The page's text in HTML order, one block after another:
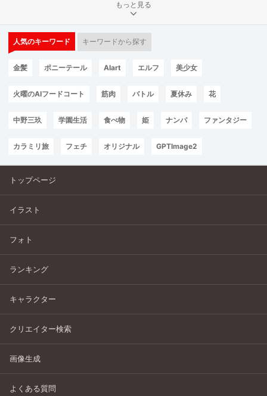
もっと見る
人気のキーワード キーワードから探す
金髪 ポニーテール AIart エルフ 美少女
火曜のAIフードコート 筋肉 バトル 夏休み 花
中野三玖 学園生活 食べ物 姫 ナンパ ファンタジー
カラミリ旅 フェチ オリジナル GPTImage2
トップページ
イラスト
フォト
ランキング
キャラクター
クリエイター検索
画像生成
よくある質問